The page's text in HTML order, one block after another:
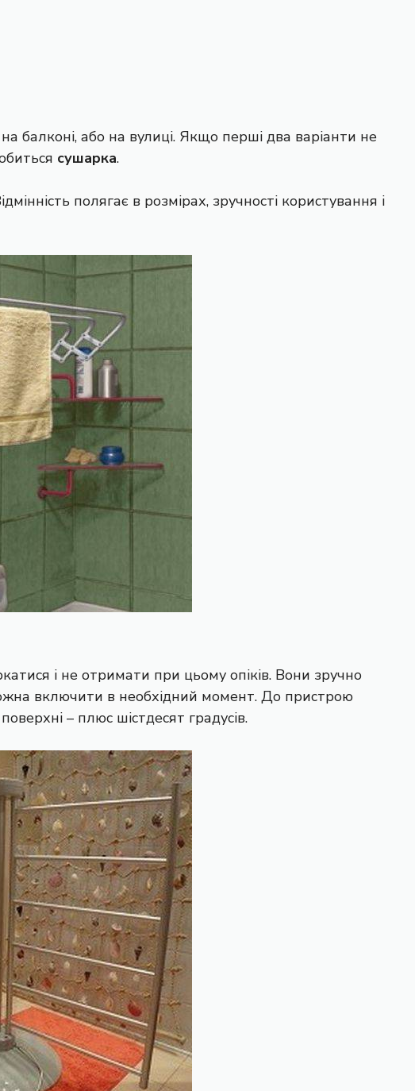
балконі, або на вулиці. Якщо перші два варіанти не
сушарка.
полягає в розмірах, зручності користування і
і не отримати при цьому опіків. Вони зручно
включити в необхідний момент. До пристрою
– плюс шістдесят градусів.